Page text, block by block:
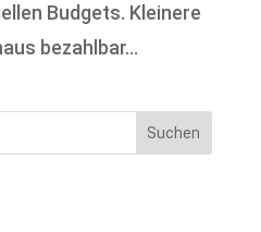
Budgets. Kleinere
bezahlbar...